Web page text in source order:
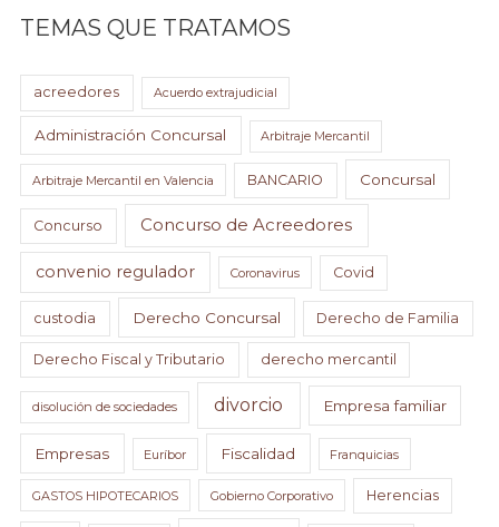
TEMAS QUE TRATAMOS
acreedores Acuerdo extrajudicial
Administración Concursal Arbitraje Mercantil
Arbitraje Mercantil en Valencia BANCARIO Concursal
Concurso Concurso de Acreedores
convenio regulador Coronavirus Covid
custodia Derecho Concursal Derecho de Familia
Derecho Fiscal y Tributario derecho mercantil
disolución de sociedades divorcio Empresa familiar
Empresas Euríbor Fiscalidad Franquicias
GASTOS HIPOTECARIOS Gobierno Corporativo Herencias